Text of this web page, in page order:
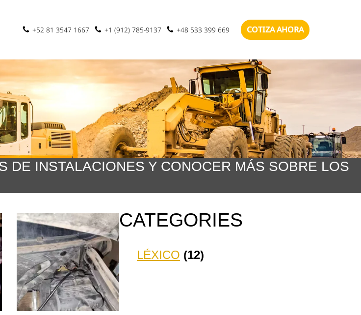
+52 81 3547 1667 +1 (912) 785-9137 +48 533 399 669 COTIZA AHORA
DE INSTALACIONES Y CONOCER MÁS SOBRE LOS
CATEGORIES
LÉXICO (12)